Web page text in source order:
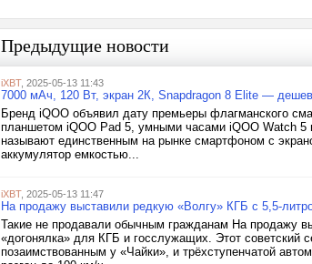
Предыдущие новости
iXBT, 2025-05-13 11:43
7000 мАч, 120 Вт, экран 2К, Snapdragon 8 Elite —
Бренд iQOO объявил дату премьеры флагманского
планшетом iQOO Pad 5, умными часами iQOO Watch
называют единственным на рынке смартфоном с
аккумулятор емкостью...
iXBT, 2025-05-13 11:47
На продажу выставили редкую «Волгу» КГБ с 5,5-
Такие не продавали обычным гражданам На продажу
«догонялка» для КГБ и госслужащих. Этот
позаимствованным у «Чайки», и трёхступенчатой